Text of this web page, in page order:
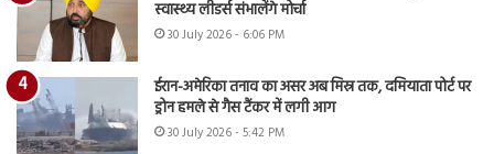
स्वास्थ्य लीडर्स संभालेंगे मोर्चा
30 July 2026 - 6:06 PM
ईरान-अमेरिका तनाव का असर अब मिस्र तक, दमियाता पोर्ट पर
ड्रोन हमले से गैस टैंकर में लगी आग
30 July 2026 - 5:42 PM